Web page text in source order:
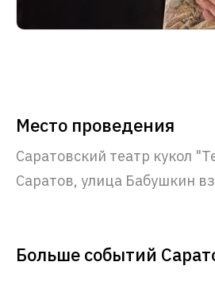
Место проведения
Саратовский театр кукол
Саратов, улица Бабушкин
Больше событий